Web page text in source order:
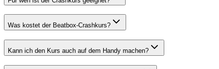
Was kostet der Beatbox-Crashkurs?
Kann ich den Kurs auch auf dem Handy machen?